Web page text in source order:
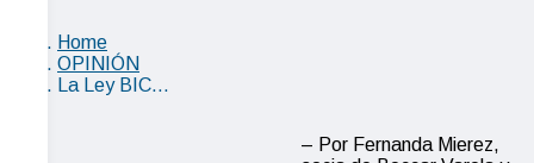
Home
OPINIÓN
La Ley BIC…
– Por Fernanda Mierez,